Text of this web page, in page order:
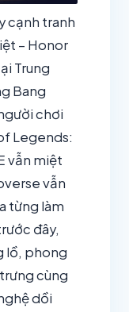
cạnh tranh
– Honor
Trung
Bang
chơi
Legends:
vẫn miệt
vẫn
từng làm
đây,
lồ, phong
cùng
dồi